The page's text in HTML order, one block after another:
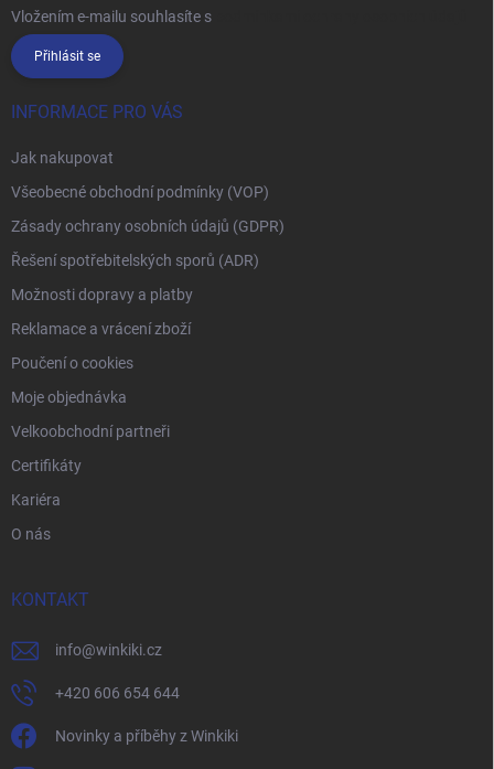
Vložením e-mailu souhlasíte s
Přihlásit se
INFORMACE PRO VÁS
Jak nakupovat
Všeobecné obchodní podmínky (VOP)
Zásady ochrany osobních údajů (GDPR)
Řešení spotřebitelských sporů (ADR)
Možnosti dopravy a platby
Reklamace a vrácení zboží
Poučení o cookies
Moje objednávka
Velkoobchodní partneři
Certifikáty
Kariéra
O nás
KONTAKT
info@winkiki.cz
+420 606 654 644
Novinky a příběhy z Winkiki